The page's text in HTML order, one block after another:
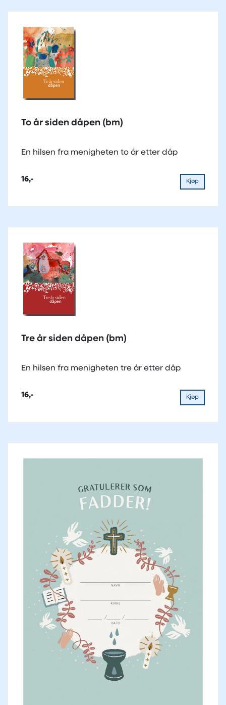
To år siden dåpen (bm)
En hilsen fra menigheten to år etter dåp
16,- Kjøp
Tre år siden dåpen (bm)
En hilsen fra menigheten tre år etter dåp
16,- Kjøp